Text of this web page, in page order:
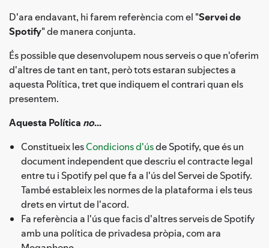
D'ara endavant, hi farem referència com el "Servei de
Spotify" de manera conjunta.
És possible que desenvolupem nous serveis o que n'oferim
d'altres de tant en tant, però tots estaran subjectes a
aquesta Política, tret que indiquem el contrari quan els
presentem.
Aquesta Política no...
Constitueix lesCondicions d'úsde Spotify, que és un
document independent que descriu el contracte legal
entre tu i Spotify pel que fa a l'ús del Servei de Spotify.
També estableix les normes de la plataforma i els teus
drets en virtut de l'acord.
Fa referència a l'ús que facis d'altres serveis de Spotify
amb una política de privadesa pròpia, com ara